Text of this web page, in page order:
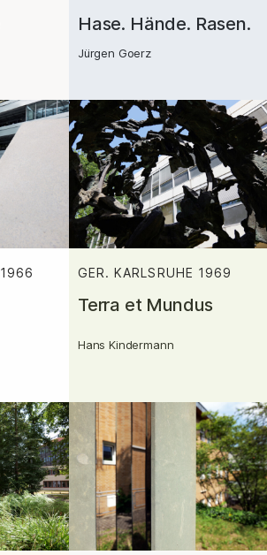
Hase. Hände. Rasen.
Jürgen Goerz
1966 GER. KARLSRUHE 1969
Terra et Mundus
Hans Kindermann